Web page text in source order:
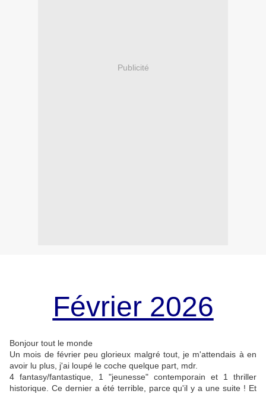
Publicité
Février 2026
Bonjour tout le monde
Un mois de février peu glorieux malgré tout, je m'attendais à en
avoir lu plus, j'ai loupé le coche quelque part, mdr.
4 fantasy/fantastique, 1 "jeunesse" contemporain et 1 thriller
historique. Ce dernier a été terrible, parce qu'il y a une suite ! Et